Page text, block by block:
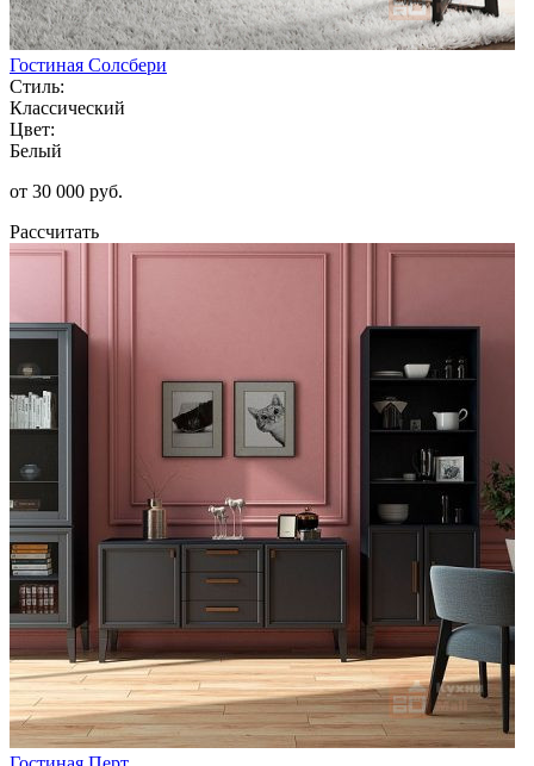
Гостиная Солсбери
Стиль:
Классический
Цвет:
Белый
от 30 000 руб.
Рассчитать